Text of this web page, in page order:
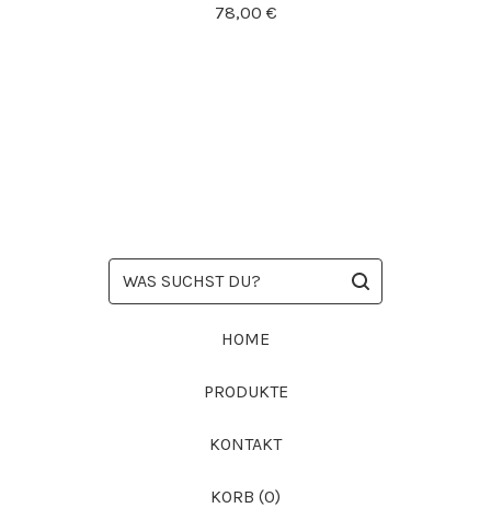
78,00 €
WAS
SUCHST
HOME
PRODUKTE
KONTAKT
KORB (0)